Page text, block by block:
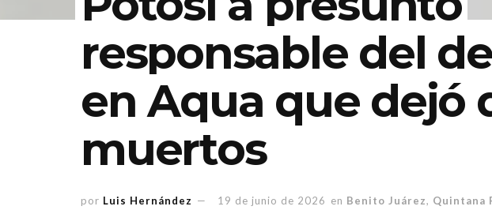
responsable del
en Aqua que dejó
muertos
por Luis Hernández 19 de junio de 2026 en Benito Juárez, Quintana